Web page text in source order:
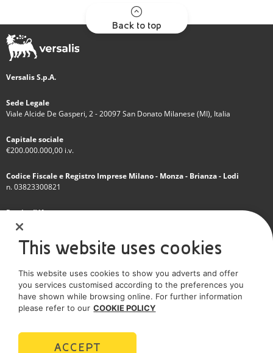
Back to top
Versalis S.p.A.
Sede Legale
Viale Alcide De Gasperi, 2 - 20097 San Donato Milanese (MI), Italia
Capitale sociale
€200.000.000,00 i.v.
Codice Fiscale e Registro Imprese Milano - Monza - Brianza - Lodi
n. 03823300821
Partita IVA
IT 01768800748 - R.E.A. Milano n.1351279
Società soggetta all'attività di direzione e coordinamento dell'Eni S.p.A.
Società con unico socio
SOCIAL MEDIA
This website uses cookies
This website uses cookies to show you adverts and offer
you services customised according to the preferences you
have shown while browsing online. For further information
please refer to our COOKIE POLICY
ACCEPT